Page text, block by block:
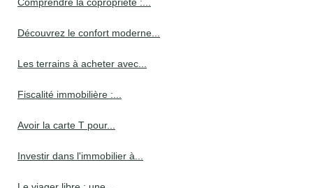
Comprendre la copropriété :...
Découvrez le confort moderne...
Les terrains à acheter avec...
Fiscalité immobilière :...
Avoir la carte T pour...
Investir dans l'immobilier à...